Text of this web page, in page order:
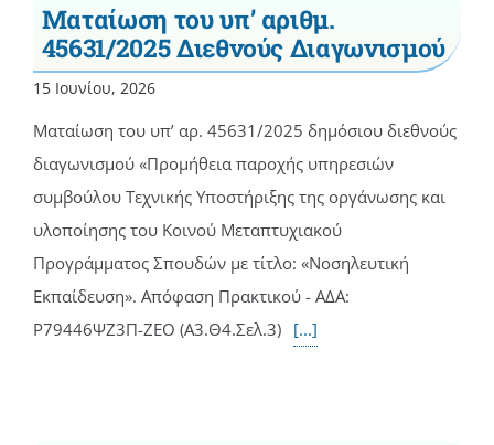
Ματαίωση του υπ’ αριθμ.
45631/2025 Διεθνούς Διαγωνισμού
15 Ιουνίου, 2026
Ματαίωση του υπ’ αρ. 45631/2025 δημόσιου διεθνούς
διαγωνισμού «Προμήθεια παροχής υπηρεσιών
συμβούλου Τεχνικής Υποστήριξης της οργάνωσης και
υλοποίησης του Κοινού Μεταπτυχιακού
Προγράμματος Σπουδών με τίτλο: «Νοσηλευτική
Εκπαίδευση». Απόφαση Πρακτικού - ΑΔΑ:
Ρ79446ΨΖ3Π-ΖΕΟ (Α3.Θ4.Σελ.3) [...]